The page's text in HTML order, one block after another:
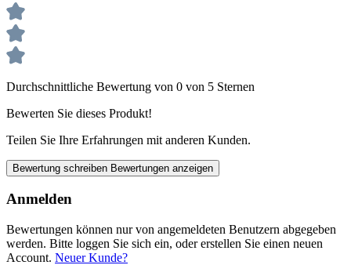
Durchschnittliche Bewertung von 0 von 5 Sternen
Bewerten Sie dieses Produkt!
Teilen Sie Ihre Erfahrungen mit anderen Kunden.
Bewertung schreiben Bewertungen anzeigen
Anmelden
Bewertungen können nur von angemeldeten Benutzern abgegeben
werden. Bitte loggen Sie sich ein, oder erstellen Sie einen neuen
Account. Neuer Kunde?